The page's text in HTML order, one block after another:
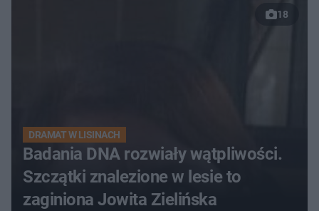
18
DRAMAT W LISINACH
Badania DNA rozwiały wątpliwości.
Szczątki znalezione w lesie to
zaginiona Jowita Zielińska